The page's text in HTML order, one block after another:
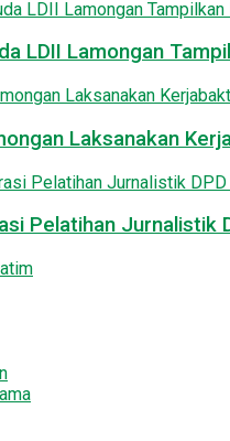
LDII Lamongan
Laksanakan
Pelatihan Jurnalistik